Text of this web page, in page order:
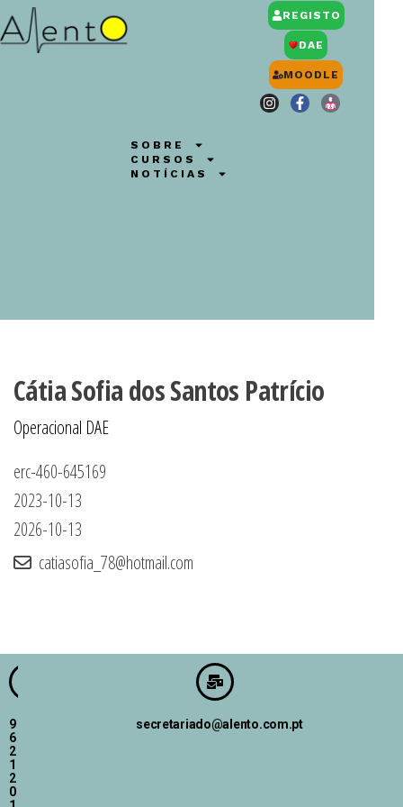
SOBRE
CURSOS
NOTÍCIAS
REGISTO
DAE
MOODLE
Cátia Sofia dos Santos Patrício
Operacional DAE
erc-460-645169
2023-10-13
2026-10-13
catiasofia_78@hotmail.com
9
6
2
1
2
0
secretariado@alento.com.pt